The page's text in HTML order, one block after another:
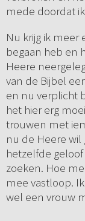
mede doordat
Nu krijg ik
begaan heb en
Heere
van de Bijbel
en nu verplicht
het hier erg
trouwen met
nu de Heere
hetzelfde
zoeken. Hoe
mee vastloop.
wel een vrouw